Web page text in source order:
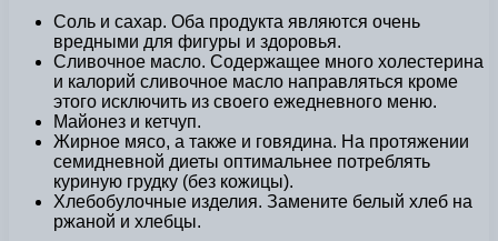
Соль и сахар. Оба продукта являются очень
вредными для фигуры и здоровья.
Сливочное масло. Содержащее много холестерина
и калорий сливочное масло направляться кроме
этого исключить из своего ежедневного меню.
Майонез и кетчуп.
Жирное мясо, а также и говядина. На протяжении
семидневной диеты оптимальнее потреблять
куриную грудку (без кожицы).
Хлебобулочные изделия. Замените белый хлеб на
ржаной и хлебцы.